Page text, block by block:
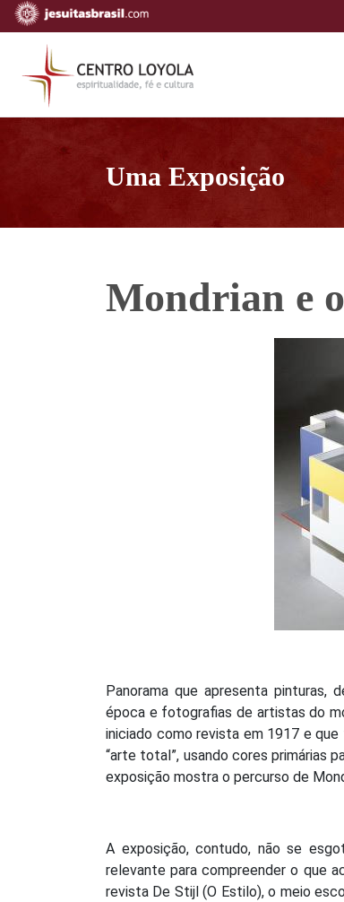
Uma Exposição
Mondrian e
Panorama que apresenta pinturas,
época e fotografias de artistas do
iniciado como revista em 1917 e
“arte total”, usando cores primárias
exposição mostra o percurso de
A exposição, contudo, não se
relevante para compreender o que
revista De Stijl (O Estilo), o meio